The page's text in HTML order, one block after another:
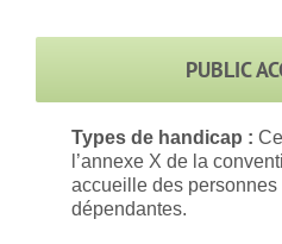
PUBLIC
Types de handicap :
l’annexe X de la
accueille des
dépendantes.